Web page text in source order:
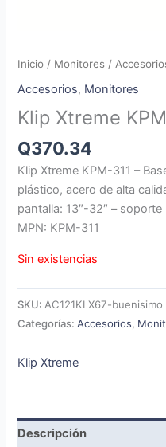
Inicio / Monitores /
Accesorios, Monitores
Klip Xtreme
Q370.34
Klip Xtreme KPM-311 –
plástico, acero de alta
pantalla: 13″-32″ –
MPN: KPM-311
Sin existencias
SKU: AC121KLX67-buenisimo
Categorías:Accesorios,
Klip Xtreme
Descripción